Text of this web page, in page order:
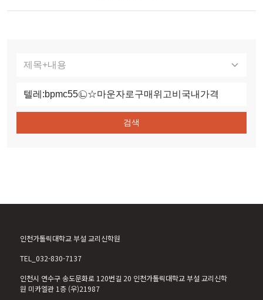
검색
인천가톨릭대학교 부설 교리신학원
TEL_032-830-7137
인천시 연수구 송도문화로 120번길 20 인천가톨릭대학교 부설 교리신학
원 미카엘관 1층 (우)21987